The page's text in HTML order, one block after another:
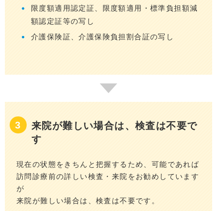
限度額適用認定証、限度額適用・標準負担額減
額認定証等の写し
介護保険証、介護保険負担割合証の写し
来院が難しい場合は、検査は不要で
す
現在の状態をきちんと把握するため、可能であれば
訪問診療前の詳しい検査・来院をお勧めしています
が
来院が難しい場合は、検査は不要です。